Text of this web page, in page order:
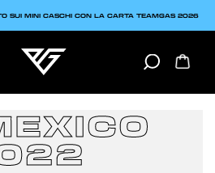
SUI MINI CASCHI CON LA CARTA TEAMGAS 2026